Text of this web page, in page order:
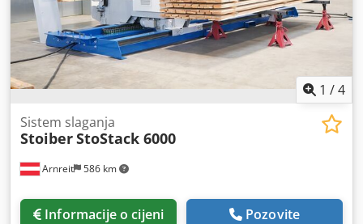
1 /4
Arnreit 586 km
Sistem slaganja
StoiberStoStack 6000
Informacije o cijeni Pozovite